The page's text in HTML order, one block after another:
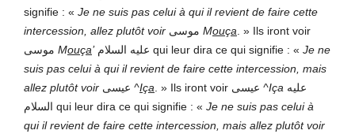
signifie : « Je ne suis pas celui à qui il revient de faire cette
intercession, allez plutôt voir
Mouça . » Ils iront voir
Mouça’ عليه السلام qui leur dira ce qui signifie : « Je ne
suis pas celui à qui il revient de faire cette intercession, mais
allez plutôt voir
^Iça ^Iça عليه
السلام qui leur dira ce qui signifie : « Je ne suis pas celui à
qui il revient de faire cette intercession, mais allez plutôt voir